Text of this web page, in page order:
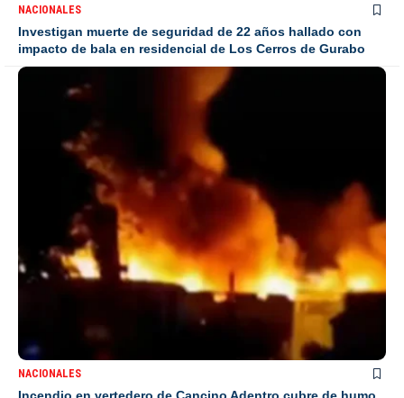
NACIONALES
Investigan muerte de seguridad de 22 años hallado con
impacto de bala en residencial de Los Cerros de Gurabo
NACIONALES